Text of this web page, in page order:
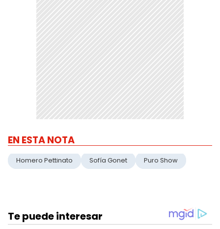
EN ESTA NOTA
Homero Pettinato Sofía Gonet Puro Show